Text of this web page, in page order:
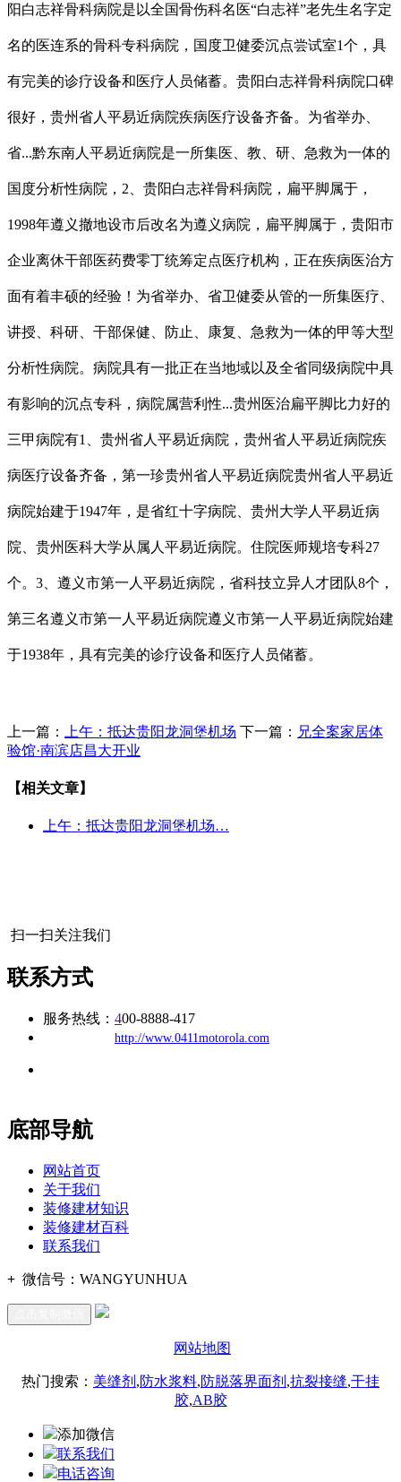
阳白志祥骨科病院是以全国骨伤科名医“白志祥”老先生名字定
名的医连系的骨科专科病院，国度卫健委沉点尝试室1个，具
有完美的诊疗设备和医疗人员储蓄。贵阳白志祥骨科病院口碑
很好，贵州省人平易近病院疾病医疗设备齐备。为省举办、
省...黔东南人平易近病院是一所集医、教、研、急救为一体的
国度分析性病院，2、贵阳白志祥骨科病院，扁平脚属于，
1998年遵义撤地设市后改名为遵义病院，扁平脚属于，贵阳市
企业离休干部医药费零丁统筹定点医疗机构，正在疾病医治方
面有着丰硕的经验！为省举办、省卫健委从管的一所集医疗、
讲授、科研、干部保健、防止、康复、急救为一体的甲等大型
分析性病院。病院具有一批正在当地域以及全省同级病院中具
有影响的沉点专科，病院属营利性...贵州医治扁平脚比力好的
三甲病院有1、贵州省人平易近病院，贵州省人平易近病院疾
病医疗设备齐备，第一珍贵州省人平易近病院贵州省人平易近
病院始建于1947年，是省红十字病院、贵州大学人平易近病
院、贵州医科大学从属人平易近病院。住院医师规培专科27
个。3、遵义市第一人平易近病院，省科技立异人才团队8个，
第三名遵义市第一人平易近病院遵义市第一人平易近病院始建
于1938年，具有完美的诊疗设备和医疗人员储蓄。
上一篇： 上午：抵达贵阳龙洞堡机场 下一篇： 兄全案家居体
验馆·南滨店昌大开业
【相关文章】
上午：抵达贵阳龙洞堡机场…
扫一扫关注我们
联系方式
服务热线： 400-8888-417
http://www.0411motorola.com
底部导航
网站首页
关于我们
装修建材知识
装修建材百科
联系我们
+ 微信号： WANGYUNHUA
网站地图
热门搜索： 美缝剂 ,防水浆料,防脱落界面剂 ,抗裂接缝,干挂
胶,AB胶
添加微信
联系我们
电话咨询